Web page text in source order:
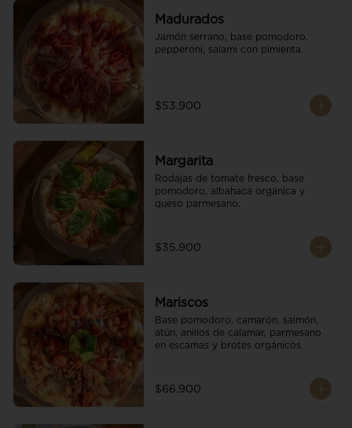
Madurados
Jamón serrano, base pomodoro,
pepperoni, salami con pimienta.
$53.900
Margarita
Rodajas de tomate fresco, base
pomodoro, albahaca orgánica y
queso parmesano.
$35.900
Mariscos
Base pomodoro, camarón, salmón,
atún, anillos de calamar, parmesano
en escamas y brotes orgánicos.
$66.900